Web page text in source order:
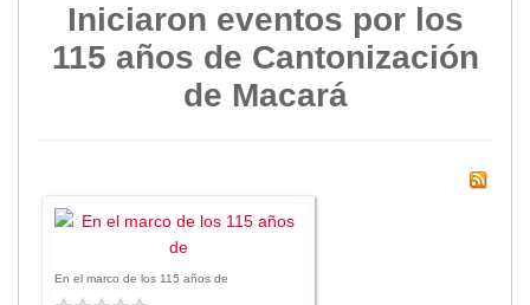
Iniciaron eventos por los
115 años de Cantonización
de Macará
En el marco de los 115 años de
Numbiaranga
Plan de Desarrollo Turístico
Eventos
Socializaciones